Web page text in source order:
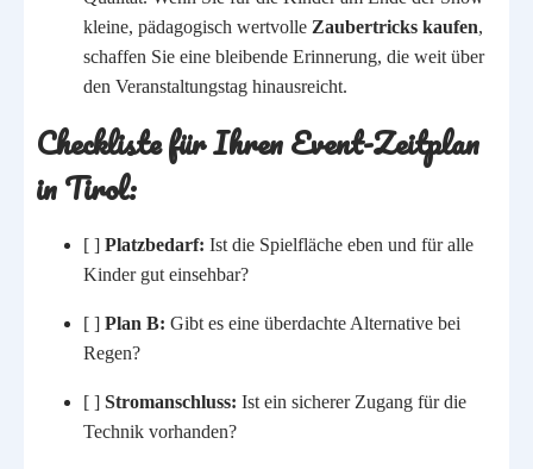
kleine, pädagogisch wertvolle Zaubertricks kaufen,
schaffen Sie eine bleibende Erinnerung, die weit über
den Veranstaltungstag hinausreicht.
Checkliste für Ihren Event-Zeitplan
in Tirol:
[ ] Platzbedarf: Ist die Spielfläche eben und für alle
Kinder gut einsehbar?
[ ] Plan B: Gibt es eine überdachte Alternative bei
Regen?
[ ] Stromanschluss: Ist ein sicherer Zugang für die
Technik vorhanden?